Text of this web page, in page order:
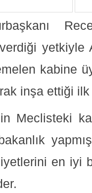
yetkiyle
kabine
inşa ettiği
Meclisteki
en iyi